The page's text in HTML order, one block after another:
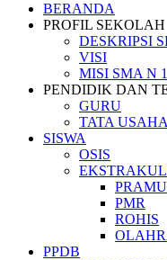
BERANDA
PROFIL SEKOLAH
DESKRIPSI
VISI
MISI SMA N
PENDIDIK DAN
GURU
TATA USAHA
SISWA
OSIS
PMR
ROHIS
PPDB